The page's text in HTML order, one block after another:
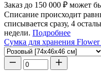
Заказ до 150 000 ₽ может
Списание происходит
списывается сразу, 4
недели. Подробнее
Сумка для хранения